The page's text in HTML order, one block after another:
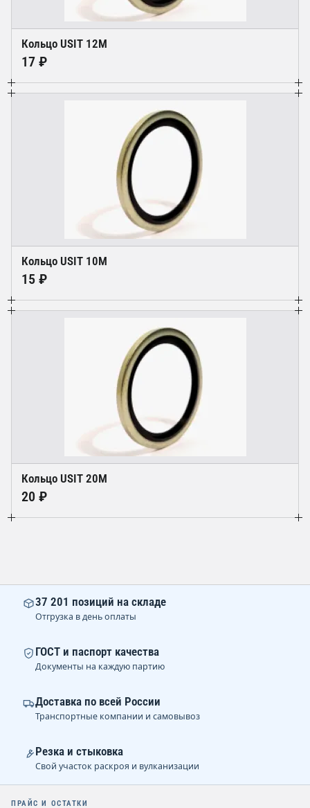
Кольцо USIT 12M
17 ₽
Кольцо USIT 10M
15 ₽
Кольцо USIT 20M
20 ₽
37 201 позиций на складе
Отгрузка в день оплаты
ГОСТ и паспорт качества
Документы на каждую партию
Доставка по всей России
Транспортные компании и самовывоз
Резка и стыковка
Свой участок раскроя и вулканизации
ПРАЙС И ОСТАТКИ